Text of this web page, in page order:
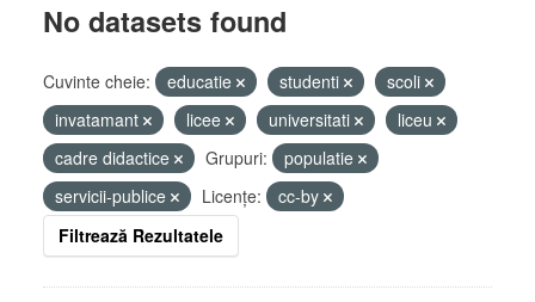
No datasets found
Cuvinte cheie: educatie studenti
scoli
invatamant
licee universitati
liceu
cadre didactice
Grupuri:
populatie
servicii-publice
Licenţe:
cc-by
Filtrează Rezultatele